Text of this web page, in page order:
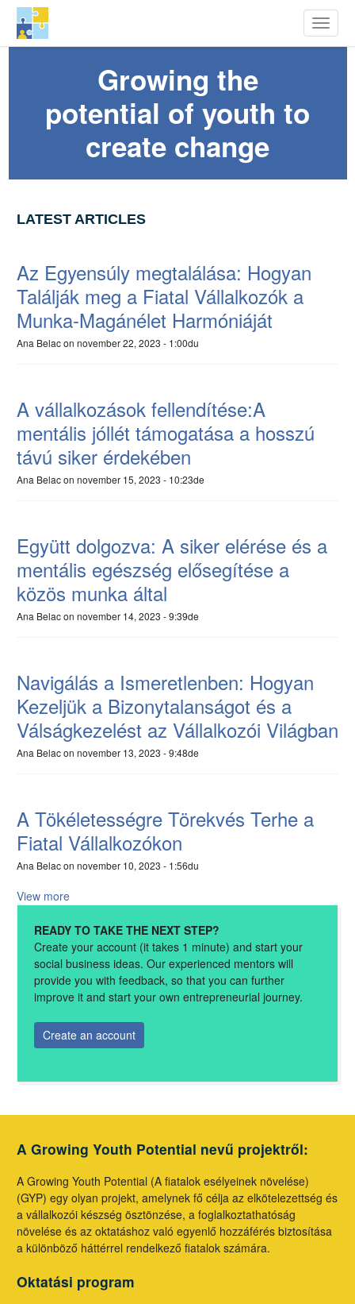
Youth Potential
Growing the
potential of youth to
create change
LATEST ARTICLES
Az Egyensúly megtalálása: Hogyan
Találják meg a Fiatal Vállalkozók a
Munka-Magánélet Harmóniáját
Ana Belacon november 22, 2023 - 1:00du
A vállalkozások fellendítése:A
mentális jóllét támogatása a hosszú
távú siker érdekében
Ana Belacon november 15, 2023 - 10:23de
Együtt dolgozva: A siker elérése és a
mentális egészség elősegítése a
közös munka által
Ana Belacon november 14, 2023 - 9:39de
Navigálás a Ismeretlenben: Hogyan
Kezeljük a Bizonytalanságot és a
Válságkezelést az Vállalkozói Világban
Ana Belacon november 13, 2023 - 9:48de
A Tökéletességre Törekvés Terhe a
Fiatal Vállalkozókon
Ana Belacon november 10, 2023 - 1:56du
View more
READY TO TAKE THE NEXT STEP?
Create your account (it takes 1 minute) and start your
social business ideas. Our experienced mentors will
provide you with feedback, so that you can further
improve it and start your own entrepreneurial journey.
Create an account
A Growing Youth Potential nevű projektről:
A Growing Youth Potential (A fiatalok esélyeinek növelése)
(GYP) egy olyan projekt, amelynek fő célja az elkötelezettség és
a vállalkozói készség ösztönzése, a foglalkoztathatóság
növelése és az oktatáshoz való egyenlő hozzáférés biztosítása
a különböző háttérrel rendelkező fiatalok számára.
Oktatási program